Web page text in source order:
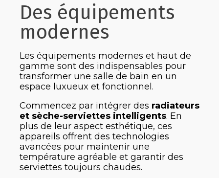
Des équipements
modernes
Les équipements modernes et haut de
gamme sont des indispensables pour
transformer une salle de bain en un
espace luxueux et fonctionnel.
Commencez par intégrer des radiateurs
et sèche-serviettes intelligents. En
plus de leur aspect esthétique, ces
appareils offrent des technologies
avancées pour maintenir une
température agréable et garantir des
serviettes toujours chaudes.